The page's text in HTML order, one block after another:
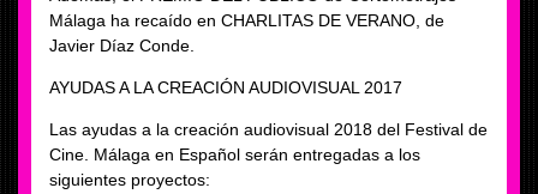
Málaga ha recaído en CHARLITAS DE VERANO, de
Javier Díaz Conde.
AYUDAS A LA CREACIÓN AUDIOVISUAL 2017
Las ayudas a la creación audiovisual 2018 del Festival de
Cine. Málaga en Español serán entregadas a los
siguientes proyectos: